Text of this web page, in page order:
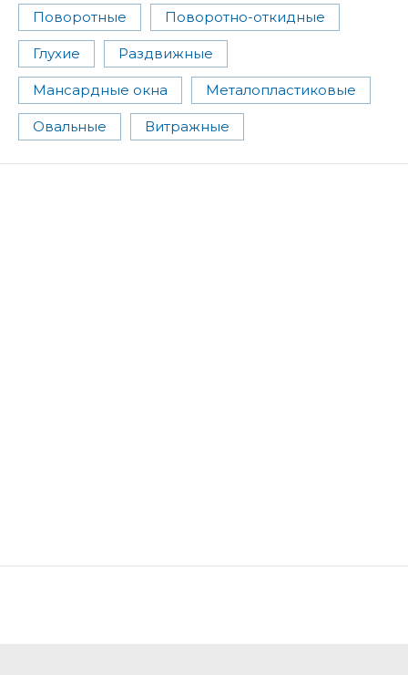
Поворотные Поворотно-откидные
Глухие Раздвижные
Мансардные окна Металопластиковые
Овальные Витражные